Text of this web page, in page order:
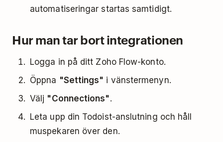
automatiseringar startas samtidigt.
Hur man tar bort integrationen
Logga in på ditt Zoho Flow-konto.
Öppna "Settings" i vänstermenyn.
Välj "Connections".
Leta upp din Todoist-anslutning och håll
muspekaren över den.